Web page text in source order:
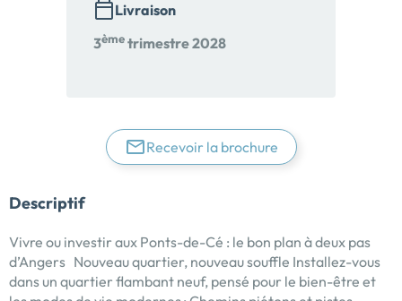
Livraison
3èmetrimestre 2028
Recevoir la brochure
Descriptif
Vivre ou investir aux Ponts-de-Cé : le bon plan à deux pas
d’Angers Nouveau quartier, nouveau souffle Installez-vous
dans un quartier flambant neuf, pensé pour le bien-être et